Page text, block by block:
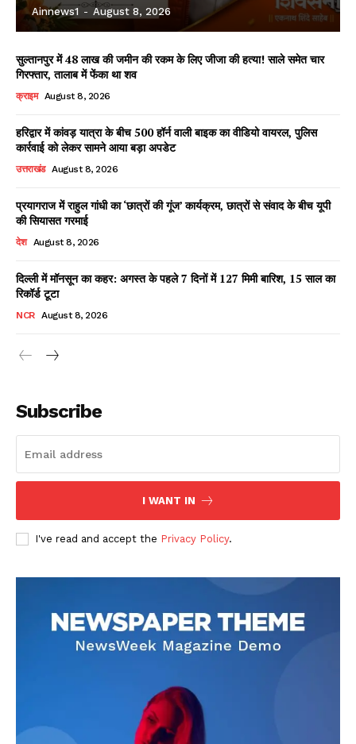
Facebook
X WhatsApp
Read Latest News on AIN
DOWNLOAD NOW
AIN NEWS 1
Contact Us
Ainnews1 - August 8, 2026
सुल्तानपुर में 48 लाख की जमीन की रकम के लिए जीजा की हत्या! साले समेत चार
गिरफ्तार, तालाब में फेंका था शव
क्राइम August 8, 2026
हरिद्वार में कांवड़ यात्रा के बीच 500 हॉर्न वाली बाइक का वीडियो वायरल, पुलिस
कार्रवाई को लेकर सामने आया बड़ा अपडेट
उत्तराखंड August 8, 2026
प्रयागराज में राहुल गांधी का ‘छात्रों की गूंज’ कार्यक्रम, छात्रों से संवाद के बीच यूपी
की सियासत गरमाई
देश August 8, 2026
दिल्ली में मॉनसून का कहर: अगस्त के पहले 7 दिनों में 127 मिमी बारिश, 15 साल का
रिकॉर्ड टूटा
NCR August 8, 2026
Subscribe
I WANT IN
I've read and accept the Privacy Policy.